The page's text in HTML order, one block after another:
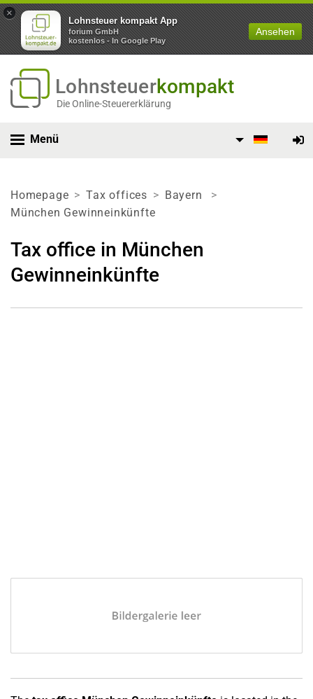
×
Lohnsteuer kompakt App
forium GmbH
kostenlos - In Google Play
Ansehen
Lohnsteuerkompakt
Die Online-Steuererklärung
Menü
Homepage Tax offices
Bayern
München Gewinneinkünfte
Tax office in München
Gewinneinkünfte